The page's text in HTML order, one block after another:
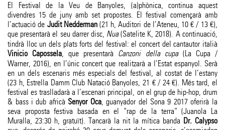
El Festival de la Veu de Banyoles, (a)phònica, continua aquest
divendres 15 de juny amb set propostes. El festival començarà amb
l’actuació de Judit Nedderman(21 h, Auditori de l’Ateneu, 10 € / 13 €),
que presentarà el seu darrer disc, Nua(Satelite K, 2018). A continuació,
tindrà lloc un dels plats forts del festival: el concert del cantautor italià
Vinicio Capossela, que presentarà Canzoni della cupa(La Cupa /
Warner, 2016), en l’únic concert que realitzarà a l’Estat espanyol. Serà
en un dels escenaris més especials del festival, al costat de l’estany
(23 h, Estrella Damm Club Natació Banyoles, 21 € / 24 €). Més tard, el
festival es traslladarà a l’escenari principal, on el grup de hip-hop, drum
& bass i dub africà Senyor Oca, guanyador del Sona 9 2017 oferirà la
seva proposta festiva basada en el “rap de la terra” (Juanola La
Muralla, 23:30 h, gratuït). Tancarà la nit la mítica banda Dr. Calypso